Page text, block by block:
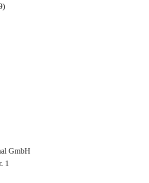
GmbH
1